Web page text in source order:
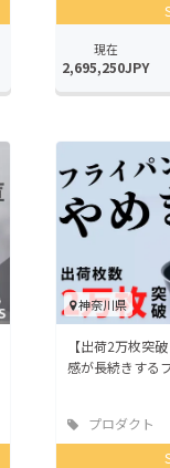
現在
2,695,250JPY
神奈川県
【出荷2万枚突
感が長続きする
プロダクト